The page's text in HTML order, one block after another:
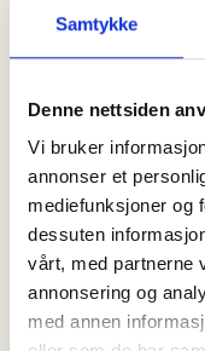
Samtykke
Denne nettsiden
Vi bruker
annonser et
mediefunksjoner og
dessuten
vårt, med partnerne
annonsering og
med annen
Vi bruker norsk
produktene våre.
Påstand: